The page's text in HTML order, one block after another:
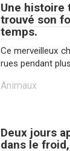
Une histoire
trouvé son
temps.
Ce merveilleux
rues pendant
Animaux
Deux jours
dans le